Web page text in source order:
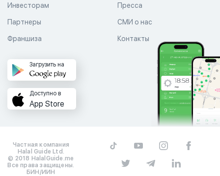
Пресса
СМИ о нас
Контакты
Инвесторам
Партнеры
Франшиза
Загрузить на
Доступно в
App Store
Частная компания
Halal Guide Ltd.
© 2018 HalalGuide.me
Все права защищены.
БИН/ИИН